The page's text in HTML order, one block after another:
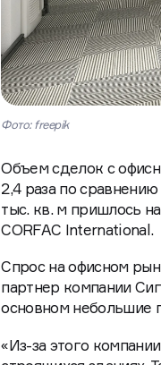
Фото: freepik
Объем сделок с
2,4 раза по
тыс. кв. м пришлось
CORFAC International.
Спрос на офисном
партнер компании
основном небольшие
«Из-за этого